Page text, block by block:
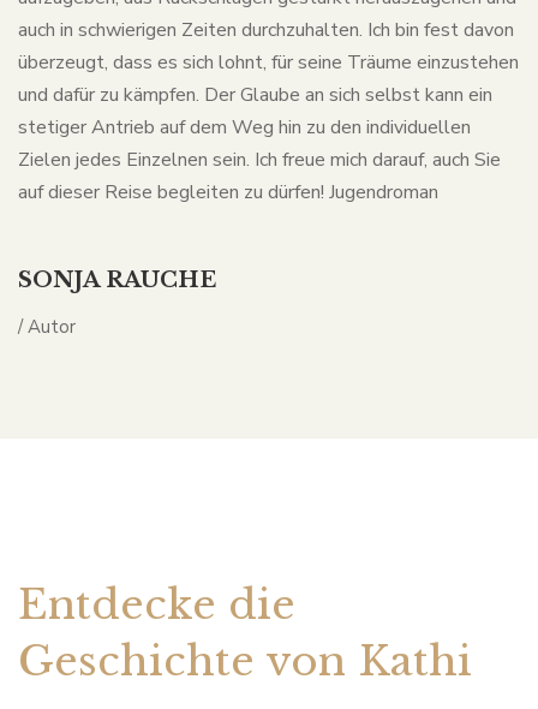
auch in schwierigen Zeiten durchzuhalten. Ich bin fest davon
überzeugt, dass es sich lohnt, für seine Träume einzustehen
und dafür zu kämpfen. Der Glaube an sich selbst kann ein
stetiger Antrieb auf dem Weg hin zu den individuellen
Zielen jedes Einzelnen sein. Ich freue mich darauf, auch Sie
auf dieser Reise begleiten zu dürfen! Jugendroman
SONJA RAUCHE
/ Autor
Entdecke die
Geschichte von Kathi